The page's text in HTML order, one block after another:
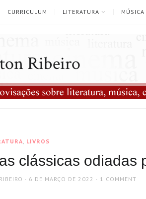
CURRICULUM LITERATURA MÚSICA
Ribeiro
, LIVROS
clássicas odiadas
POSTED
6 DE MARÇO DE 2022 1 COMMENT